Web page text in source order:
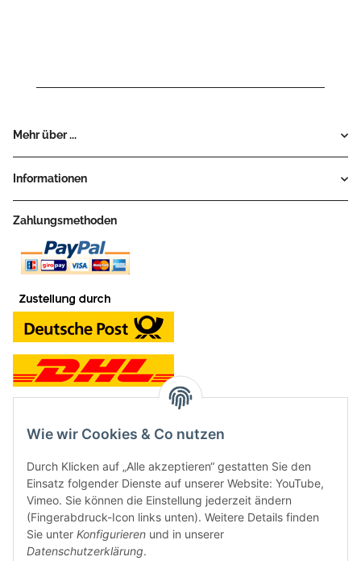
Mehr über ...
Informationen
Zahlungsmethoden
Neben dem Onlineshop haben wir ein Ladengeschäft in Hütten:
Frontline Games
Färbereiweg 3A
24358 Hütten
Wie wir Cookies & Co nutzen
Durch Klicken auf „Alle akzeptieren“ gestatten Sie den
Einsatz folgender Dienste auf unserer Website: YouTube,
Vimeo. Sie können die Einstellung jederzeit ändern
(Fingerabdruck-Icon links unten). Weitere Details finden
Sie unter Konfigurieren und in unserer
Datenschutzerklärung.